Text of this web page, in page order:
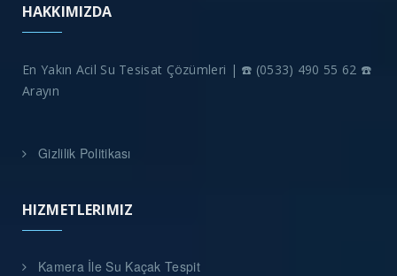
HAKKIMIZDA
En Yakın Acil Su Tesisat Çözümleri | ☎️ (0533) 490 55 62 ☎️
Arayın
Gizlilik Politikası
HIZMETLERIMIZ
Kamera İle Su Kaçak Tespit